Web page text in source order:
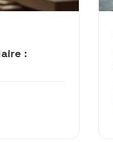
: